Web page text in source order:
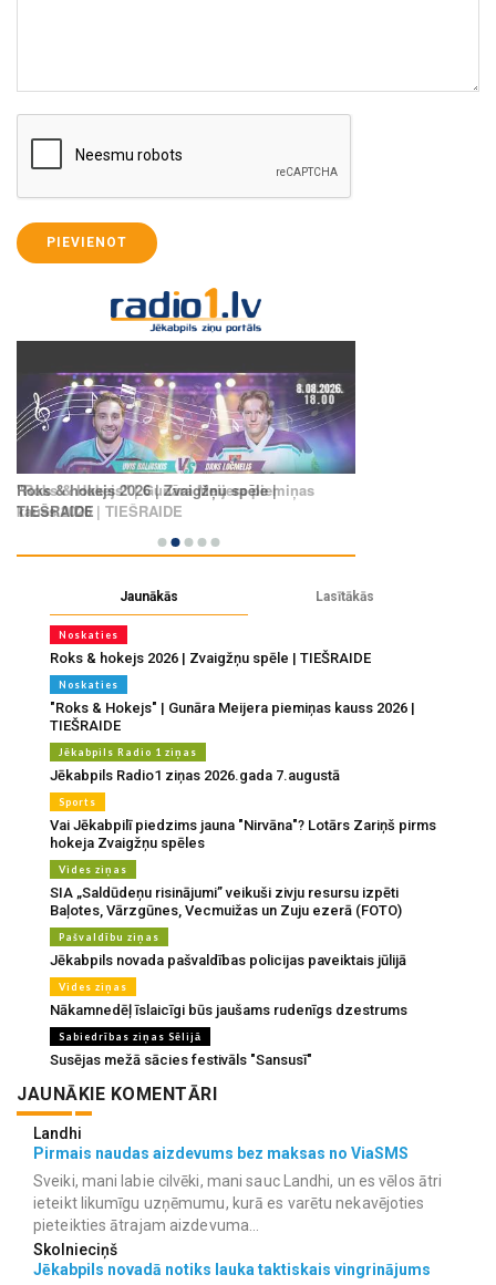
PIEVIENOT
Jaunākās Lasītākās
Noskaties
Roks & hokejs 2026 | Zvaigžņu spēle | TIEŠRAIDE
Noskaties
"Roks & Hokejs" | Gunāra Meijera piemiņas kauss 2026 |
TIEŠRAIDE
Jēkabpils Radio 1 ziņas
Jēkabpils Radio1 ziņas 2026.gada 7.augustā
Sports
Vai Jēkabpilī piedzims jauna "Nirvāna"? Lotārs Zariņš pirms
hokeja Zvaigžņu spēles
Vides ziņas
SIA „Saldūdeņu risinājumi” veikuši zivju resursu izpēti
Baļotes, Vārzgūnes, Vecmuižas un Zuju ezerā (FOTO)
Pašvaldību ziņas
Jēkabpils novada pašvaldības policijas paveiktais jūlijā
Vides ziņas
Nākamnedēļ īslaicīgi būs jaušams rudenīgs dzestrums
Sabiedrības ziņas Sēlijā
Susējas mežā sācies festivāls "Sansusī"
JAUNĀKIE KOMENTĀRI
Landhi
Pirmais naudas aizdevums bez maksas no ViaSMS
Sveiki, mani labie cilvēki, mani sauc Landhi, un es vēlos ātri
ieteikt likumīgu uzņēmumu, kurā es varētu nekavējoties
pieteikties ātrajam aizdevuma...
Skolnieciņš
Jēkabpils novadā notiks lauka taktiskais vingrinājums